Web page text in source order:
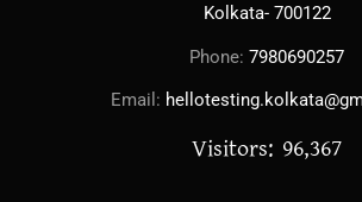
Kolkata- 700122
Phone: 7980690257
Email:
Visitors: 96,367